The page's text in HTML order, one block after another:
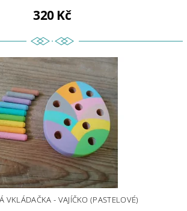
320 Kč
VKLÁDAČKA - VAJÍČKO (PASTELOVÉ)